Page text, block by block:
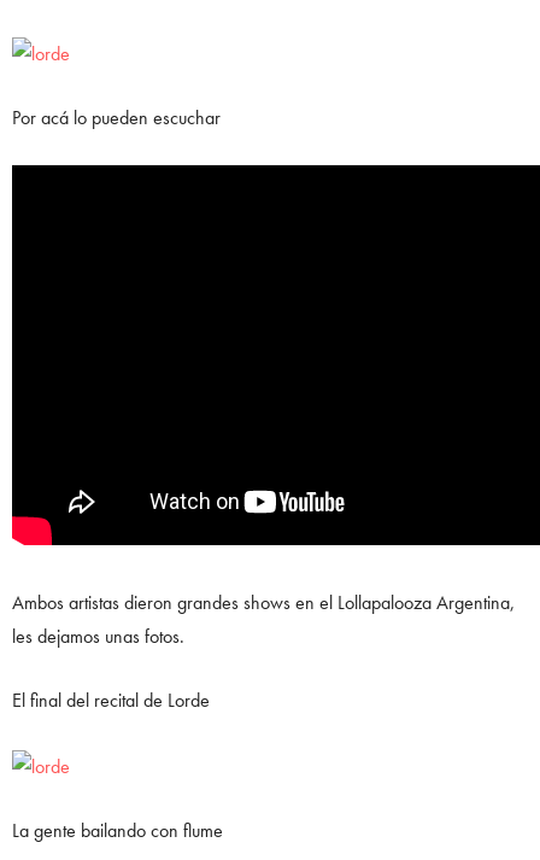
Por acá lo pueden escuchar
Ambos artistas dieron grandes shows en el Lollapalooza Argentina,
les dejamos unas fotos.
El final del recital de Lorde
La gente bailando con flume